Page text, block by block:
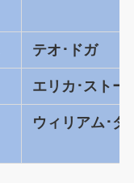
テオ･ドガ
エリカ･ストー
ウィリアム･ダ